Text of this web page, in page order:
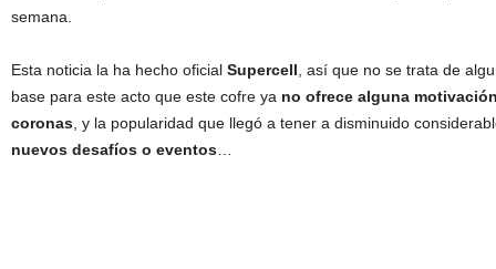
semana.
Esta noticia la ha hecho oficial Supercell , así que no se trata de
base para este acto que este cofre ya no ofrece alguna
coronas , y la popularidad que llegó a tener a disminuido
nuevos desafíos o eventos